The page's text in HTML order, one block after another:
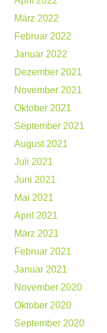
März 2022
Februar 2022
Januar 2022
Dezember 2021
November 2021
Oktober 2021
September 2021
August 2021
Juli 2021
Juni 2021
Mai 2021
April 2021
März 2021
Februar 2021
Januar 2021
November 2020
Oktober 2020
September 2020